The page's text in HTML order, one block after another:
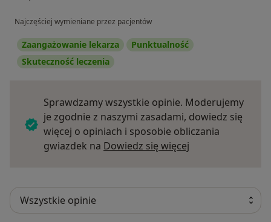
Najczęściej wymieniane przez pacjentów
Zaangażowanie lekarza
Punktualność
Skuteczność leczenia
Sprawdzamy wszystkie opinie. Moderujemy
je zgodnie z naszymi zasadami, dowiedz się
więcej o opiniach i sposobie obliczania
gwiazdek na Dowiedz się więcej